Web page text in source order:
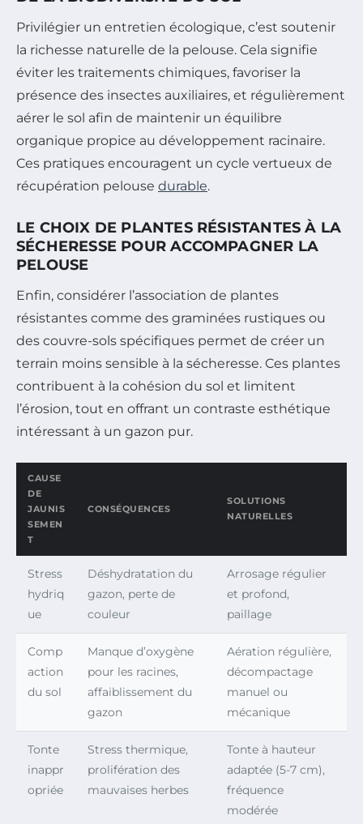
Privilégier un entretien écologique, c’est soutenir
la richesse naturelle de la pelouse. Cela signifie
éviter les traitements chimiques, favoriser la
présence des insectes auxiliaires, et régulièrement
aérer le sol afin de maintenir un équilibre
organique propice au développement racinaire.
Ces pratiques encouragent un cycle vertueux de
récupération pelouse durable.
LE CHOIX DE PLANTES RÉSISTANTES À LA
SÉCHERESSE POUR ACCOMPAGNER LA
PELOUSE
Enfin, considérer l’association de plantes
résistantes comme des graminées rustiques ou
des couvre-sols spécifiques permet de créer un
terrain moins sensible à la sécheresse. Ces plantes
contribuent à la cohésion du sol et limitent
l’érosion, tout en offrant un contraste esthétique
intéressant à un gazon pur.
CAUSE
DE
JAUNIS
SEMEN
T
CONSÉQUENCES
SOLUTIONS
NATURELLES
Stress
hydriq
ue
Déshydratation du
gazon, perte de
couleur
Arrosage régulier
et profond,
paillage
Comp
action
du sol
Manque d’oxygène
pour les racines,
affaiblissement du
gazon
Aération régulière,
décompactage
manuel ou
mécanique
Tonte
inappr
opriée
Stress thermique,
prolifération des
mauvaises herbes
Tonte à hauteur
adaptée (5-7 cm),
fréquence
modérée